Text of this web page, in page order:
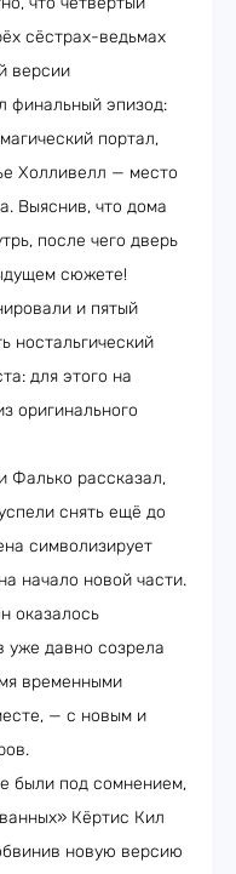
сёстрах-ведьмах
версии
финальный эпизод:
портал,
Холливелл — место
Выяснив, что дома
после чего дверь
сюжете!
и пятый
ностальгический
для этого на
оригинального
Фалько рассказал,
снять ещё до
символизирует
начало новой части.
оказалось
уже давно созрела
временными
— с новым и
были под сомнением,
Кёртис Кил
новую версию